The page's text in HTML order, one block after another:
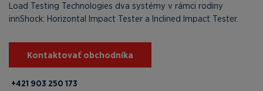
Load Testing Technologies dva systémy v rámci rodiny
innShock: Horizontal Impact Tester a Inclined Impact Tester.
Kontaktovať obchodníka
+421 903 250 173